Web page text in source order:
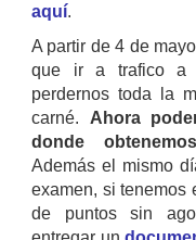
aquí.
A partir de 4 de
que ir a trafico a
perdernos toda la
carné. Ahora
donde
Además el mismo
examen, si tenemos
de puntos sin